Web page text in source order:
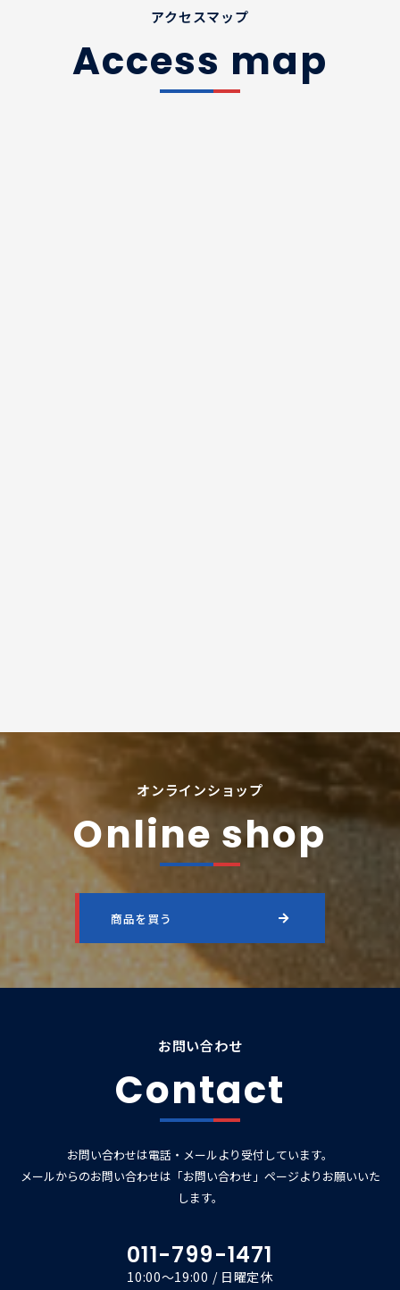
アクセスマップ
Access map
オンラインショップ
Online shop
商品を買う
お問い合わせ
Contact
お問い合わせは電話・メールより受付しています。
メールからのお問い合わせは「お問い合わせ」ページよりお願いいた
します。
011-799-1471
10:00～19:00 / 日曜定休